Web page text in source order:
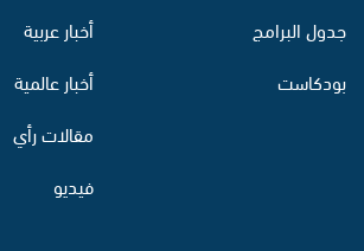
جدول البرامج
بودكاست
أخبار عربية
أخبار عالمية
مقالات رأي
فيديو